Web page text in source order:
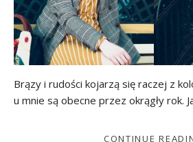
Brązy i rudości kojarzą się raczej z
u mnie są obecne przez okrągły rok.
CONTINUE